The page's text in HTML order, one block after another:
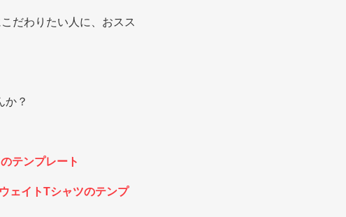
だわりたい人に、おスス
か？
テンプレート
ェイトTシャツのテンプ